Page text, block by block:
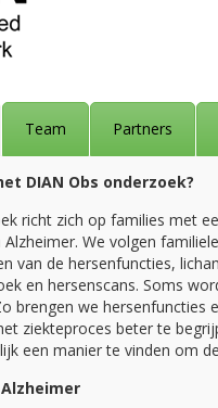
Team Partners
DIAN Obs onderzoek?
richt zich op families met
We volgen
van de hersenfuncties,
en hersenscans. Soms
brengen we hersenfuncties
ziekteproces beter te
een manier te vinden om